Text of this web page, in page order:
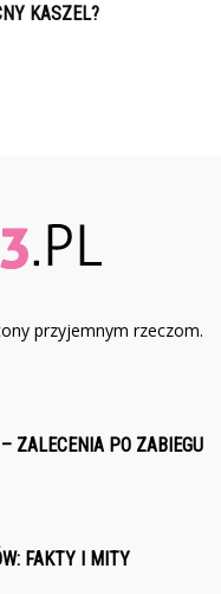
KASZEL?
przyjemnym rzeczom.
ZALECENIA PO ZABIEGU
FAKTY I MITY